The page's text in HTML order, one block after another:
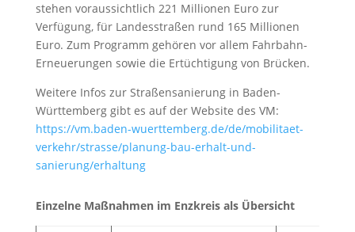
stehen voraussichtlich 221 Millionen Euro zur
Verfügung, für Landesstraßen rund 165 Millionen
Euro. Zum Programm gehören vor allem Fahrbahn-
Erneuerungen sowie die Ertüchtigung von Brücken.
Weitere Infos zur Straßensanierung in Baden-
Württemberg gibt es auf der Website des VM:
https://vm.baden-wuerttemberg.de/de/mobilitaet-
verkehr/strasse/planung-bau-erhalt-und-
sanierung/erhaltung
Einzelne Maßnahmen im Enzkreis als Übersicht